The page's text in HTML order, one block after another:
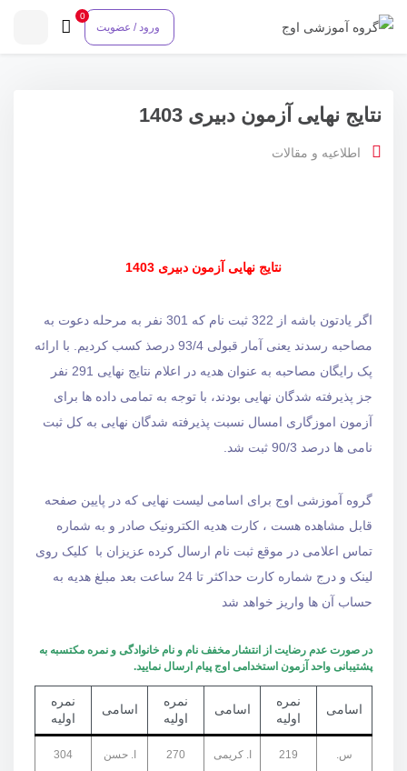
ورود / عضویت
0
نتایج نهایی آزمون دبیری 1403
اطلاعیه و مقالات
نتایج نهایی آزمون دبیری 1403
اگر یادتون باشه از 322 ثبت نام که 301 نفر به مرحله دعوت به
مصاحبه رسدند یعنی آمار قبولی 93/4 درصذ کسب کردیم. با ارائه
پک رایگان مصاحبه به عنوان هدیه در اعلام نتایج نهایی 291 نفر
جز پذیرفته شدگان نهایی بودند، با توجه به تمامی داده ها برای
آزمون اموزگاری امسال نسبت پذیرفته شدگان نهایی به کل ثبت
نامی ها درصد 90/3 ثبت شد.
گروه آموزشی اوج برای اسامی لیست نهایی که در پایین صفحه
قابل مشاهده هست ، کارت هدیه الکترونیک صادر و به شماره
تماس اعلامی در موقع ثبت نام ارسال کرده عزیزان با کلیک روی
لینک و درج شماره کارت حداکثر تا 24 ساعت بعد مبلغ هدیه به
حساب آن ها واریز خواهد شد
در صورت عدم رضایت از انتشار مخفف نام و نام خانوادگی و نمره مکتسبه به
پشتیبانی واحد آزمون استخدامی اوج پیام ارسال نمایید.
اسامی
نمره
اولیه
اسامی
نمره
اولیه
اسامی
نمره
اولیه
س.
219 ا. کریمی 270
ا. حسن
304